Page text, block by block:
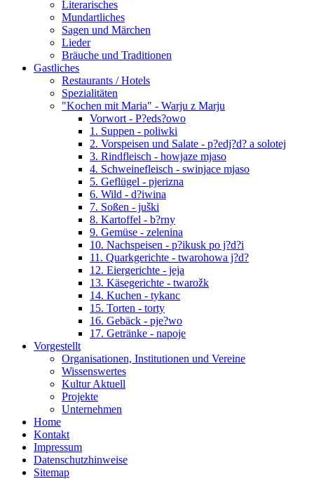
Literarisches
Mundartliches
Sagen und Märchen
Lieder
Bräuche und Traditionen
Gastliches
Restaurants / Hotels
Spezialitäten
"Kochen mit Maria" - Warju z Marju
Vorwort - P?eds?owo
1. Suppen - poliwki
2. Vorspeisen und Salate - p?edj?d? a solotej
3. Rindfleisch - howjaze mjaso
4. Schweinefleisch - swinjace mjaso
5. Geflügel - pjerizna
6. Wild - d?iwina
7. Soßen - juški
8. Kartoffel - b?rny
9. Gemüse - zelenina
10. Nachspeisen - p?ikusk po j?d?i
11. Quarkgerichte - twarohowa j?d?
12. Eiergerichte - jeja
13. Käsegerichte - twarožk
14. Kuchen - tykanc
15. Torten - torty
16. Gebäck - pje?wo
17. Getränke - napoje
Vorgestellt
Organisationen, Institutionen und Vereine
Wissenswertes
Kultur Aktuell
Projekte
Unternehmen
Home
Kontakt
Impressum
Datenschutzhinweise
Sitemap